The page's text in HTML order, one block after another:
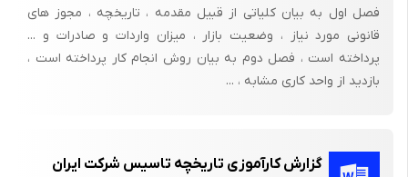
فصل اول به بیان کلیاتی از قبیل مقدمه ، تاریخچه ، مجوز های
قانونی مورد نیاز ، وضعیت بازار ، میزان واردات و صادرات و ...
پرداخته است ، فصل دوم به بیان روش انجام کار پرداخته است ،
بازدید از واحد کاری مشابه ، ...
گزارش کارآموزی تاریخچه تاسیس شرکت ایران